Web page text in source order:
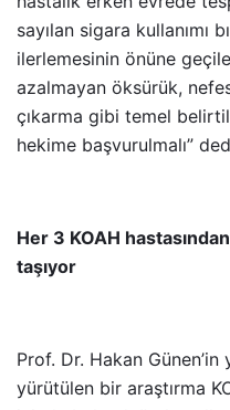
sayılan sigara kullanımı
ilerlemesinin önüne
azalmayan öksürük,
çıkarma gibi temel
hekime başvurulmalı”
Her 3 KOAH
taşıyor
Prof. Dr. Hakan
yürütülen bir araştırma